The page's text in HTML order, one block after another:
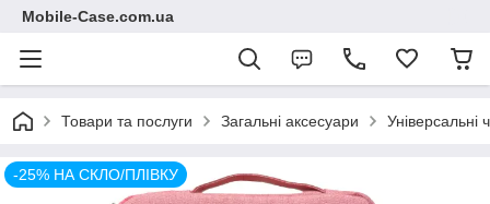
Mobile-Case.com.ua
Товари та послуги Загальні аксесуари Універсальні
-25% НА СКЛО/ПЛІВКУ